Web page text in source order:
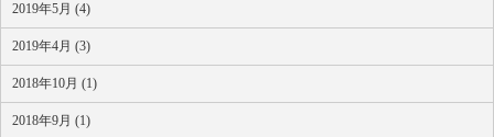
2019年5月 (4)
2019年4月 (3)
2018年10月 (1)
2018年9月 (1)